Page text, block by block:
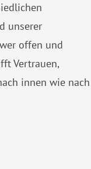
unserer
offen und
Vertrauen,
innen wie nach